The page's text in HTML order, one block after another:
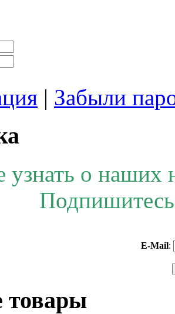
| Забыли
узнать о наших
E-Mail: